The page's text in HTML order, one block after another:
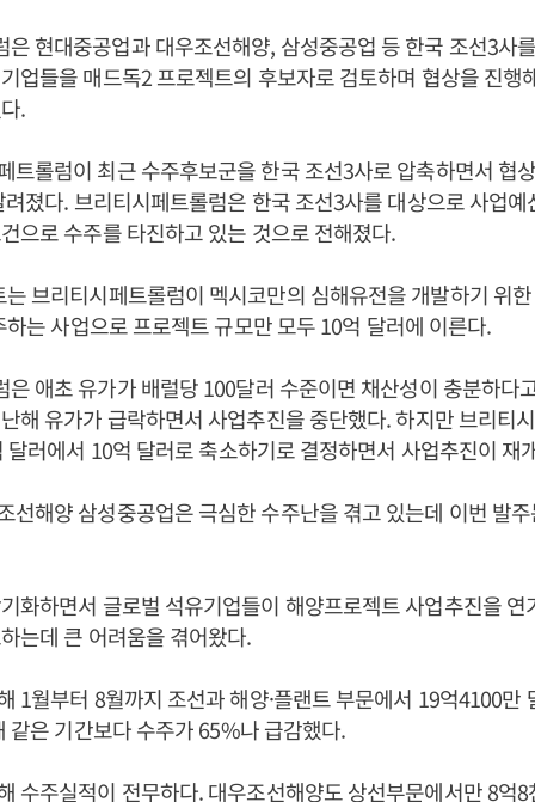
은 현대중공업과 대우조선해양, 삼성중공업 등 한국 조선3사
업들을 매드독2 프로젝트의 후보자로 검토하며 협상을 진행
.
트롤럼이 최근 수주후보군을 한국 조선3사로 압축하면서 협
졌다. 브리티시페트롤럼은 한국 조선3사를 대상으로 사업
으로 수주를 타진하고 있는 것으로 전해졌다.
브리티시페트롤럼이 멕시코만의 심해유전을 개발하기 위
는 사업으로 프로젝트 규모만 모두 10억 달러에 이른다.
은 애초 유가가 배럴당 100달러 수준이면 채산성이 충분하다
해 유가가 급락하면서 사업추진을 중단했다. 하지만 브리티
러에서 10억 달러로 축소하기로 결정하면서 사업추진이 재
선해양 삼성중공업은 극심한 수주난을 겪고 있는데 이번 발
화하면서 글로벌 석유기업들이 해양프로젝트 사업추진을 연
는데 큰 어려움을 겪어왔다.
1월부터 8월까지 조선과 해양·플랜트 부문에서 19억4100만
같은 기간보다 수주가 65%나 급감했다.
수주실적이 전무하다. 대우조선해양도 상선부문에서만 8억